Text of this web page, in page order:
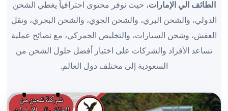
الطائف الي الإمارات، حيث نوفر محتوى احترافياً يغطي الشحن
الدولي، والشحن البري، والشحن الجوي، والشحن البحري، ونقل
العفش، وشحن السيارات، والتخليص الجمركي، مع نصائح عملية
تساعد الأفراد والشركات على اختيار أفضل حلول الشحن من
السعودية إلى مختلف دول العالم.